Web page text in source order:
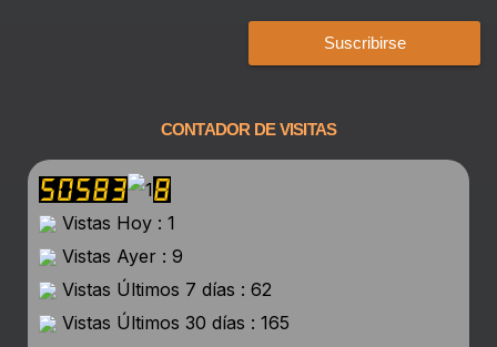
Suscribirse
CONTADOR DE VISITAS
Vistas Hoy : 1
Vistas Ayer : 9
Vistas Últimos 7 días : 62
Vistas Últimos 30 días : 165